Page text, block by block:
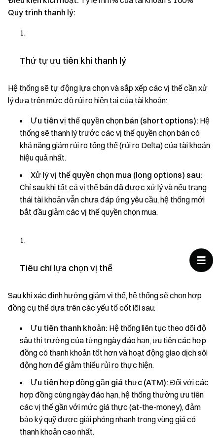
Quy trình thanh lý:
Thứ tự ưu tiên khi thanh lý
Hệ thống sẽ tự động lựa chọn và sắp xếp các vị thế cần xử
lý dựa trên mức độ rủi ro hiện tại của tài khoản:
Ưu tiên vị thế quyền chọn bán (short options): Hệ
thống sẽ thanh lý trước các vị thế quyền chọn bán có
khả năng giảm rủi ro tổng thể (rủi ro Delta) của tài khoản
hiệu quả nhất.
Xử lý vị thế quyền chọn mua (long options) sau:
Chỉ sau khi tất cả vị thế bán đã được xử lý và nếu trạng
thái tài khoản vẫn chưa đáp ứng yêu cầu, hệ thống mới
bắt đầu giảm các vị thế quyền chọn mua.
Tiêu chí lựa chọn vị thế
Sau khi xác định hướng giảm vị thế, hệ thống sẽ chọn hợp
đồng cụ thể dựa trên các yếu tố cốt lõi sau:
Ưu tiên thanh khoản: Hệ thống liên tục theo dõi độ
sâu thị trường của từng ngày đáo hạn, ưu tiên các hợp
đồng có thanh khoản tốt hơn và hoạt động giao dịch sôi
động hơn để giảm thiểu rủi ro thực hiện.
Ưu tiên hợp đồng gần giá thực (ATM): Đối với các
hợp đồng cùng ngày đáo hạn, hệ thống thường ưu tiên
các vị thế gần với mức giá thực (at-the-money), đảm
bảo ký quỹ được giải phóng nhanh trong vùng giá có
thanh khoản cao nhất.